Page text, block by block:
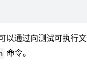
以通过向测试可执行
命令。